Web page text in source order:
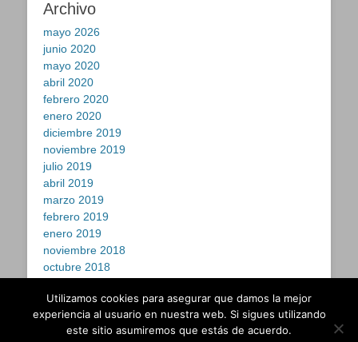
Archivo
mayo 2026
junio 2020
mayo 2020
abril 2020
febrero 2020
enero 2020
diciembre 2019
noviembre 2019
julio 2019
abril 2019
marzo 2019
febrero 2019
enero 2019
noviembre 2018
octubre 2018
julio 2018
Utilizamos cookies para asegurar que damos la mejor
experiencia al usuario en nuestra web. Si sigues utilizando
este sitio asumiremos que estás de acuerdo.